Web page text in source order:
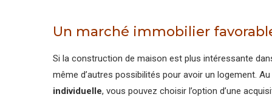
Un marché immobilier
Si la construction de maison est plus intéressante
même d’autres possibilités pour avoir un logement.
individuelle, vous pouvez choisir l’option d’une